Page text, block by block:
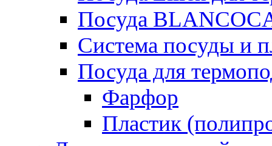
Посуда
Система посуды и
Посуда для
Фарфор
Пластик